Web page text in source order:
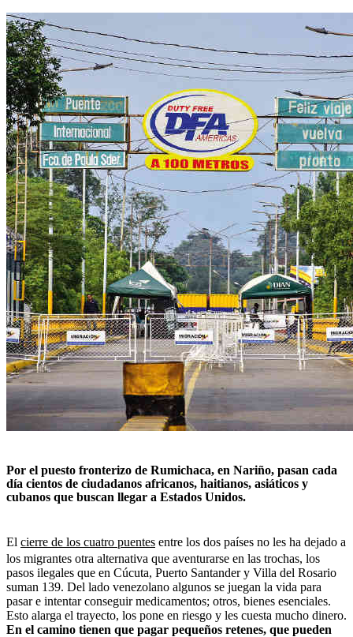
Por el puesto fronterizo de Rumichaca, en Nariño, pasan cada
día cientos de ciudadanos africanos, haitianos, asiáticos y
cubanos que buscan llegar a Estados Unidos.
El cierre de los cuatro puentes entre los dos países no les ha dejado a
los migrantes otra alternativa que aventurarse en las trochas, los
pasos ilegales que en Cúcuta, Puerto Santander y Villa del Rosario
suman 139. Del lado venezolano algunos se juegan la vida para
pasar e intentar conseguir medicamentos; otros, bienes esenciales.
Esto alarga el trayecto, los pone en riesgo y les cuesta mucho dinero.
En el camino tienen que pagar pequeños retenes, que pueden